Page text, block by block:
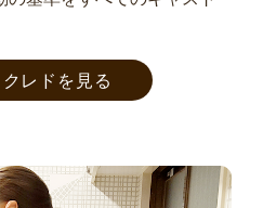
クレドを見る